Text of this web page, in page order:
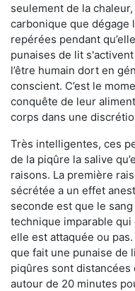
seulement de la
carbonique que dégage
repérées pendant
punaises de lit
l’être humain dort en
conscient. C’est le
conquête de leur
corps dans une
Très intelligentes, ces
de la piqûre la salive
raisons. La première
sécrétée a un effet
seconde est que le
technique imparable
elle est attaquée ou
que fait une punaise de
piqûres sont distancées
autour de 20 minutes